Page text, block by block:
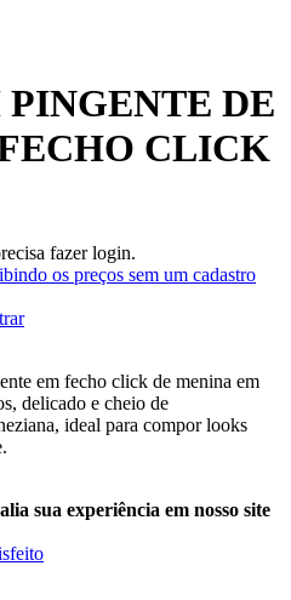
DE
CLICK
fazer login.
os preços sem um cadastro
em fecho click de menina em
delicado e cheio de
ideal para compor looks
sua experiência em nosso site